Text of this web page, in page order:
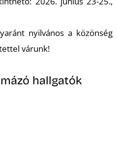
nyilvános a közönség
várunk!
hallgatók